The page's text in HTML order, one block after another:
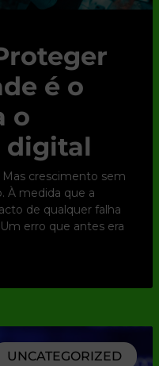
é o
o
digital
crescimento sem
À medida que a
de qualquer falha
erro que antes era
UNCATEGORIZED